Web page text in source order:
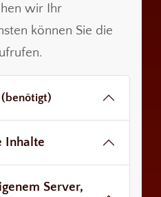
wir Ihr
können Sie die
(benötigt)
Inhalte
Server,